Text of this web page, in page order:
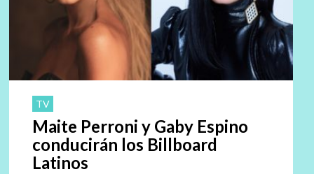
TV
Maite Perroni y Gaby Espino
conducirán los Billboard
Latinos